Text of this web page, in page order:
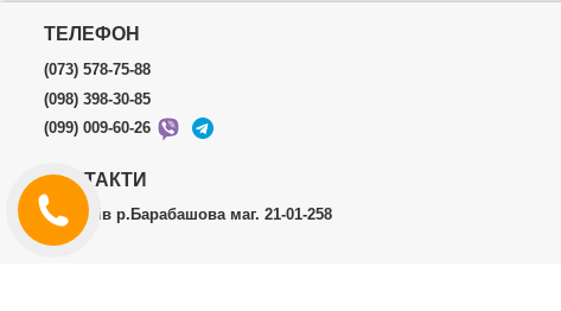
ТЕЛЕФОН
(073) 578-75-88
(098) 398-30-85
(099) 009-60-26
КОНТАКТИ
м.Харків р.Барабашова маг. 21-01-258